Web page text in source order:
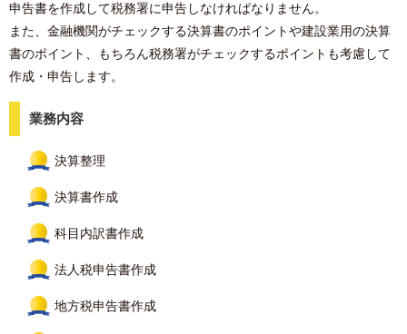
申告書を作成して税務署に申告しなければなりません。
また、金融機関がチェックする決算書のポイントや建設業用の決算
書のポイント、もちろん税務署がチェックするポイントも考慮して
作成・申告します。
業務内容
決算整理
決算書作成
科目内訳書作成
法人税申告書作成
地方税申告書作成